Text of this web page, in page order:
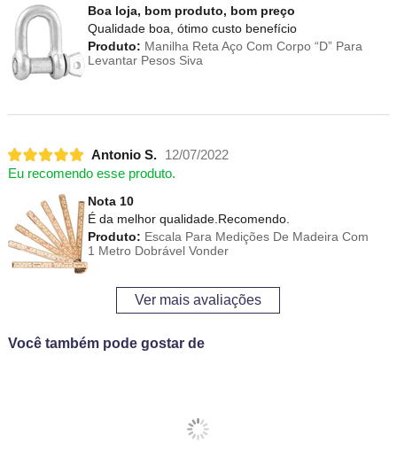
Boa loja, bom produto, bom preço
Qualidade boa, ótimo custo benefício
Produto: Manilha Reta Aço Com Corpo “D” Para
Levantar Pesos Siva
Antonio S.
12/07/2022
Eu recomendo esse produto.
Nota 10
É da melhor qualidade.Recomendo.
Produto: Escala Para Medições De Madeira Com
1 Metro Dobrável Vonder
Ver mais avaliações
Você também pode gostar de